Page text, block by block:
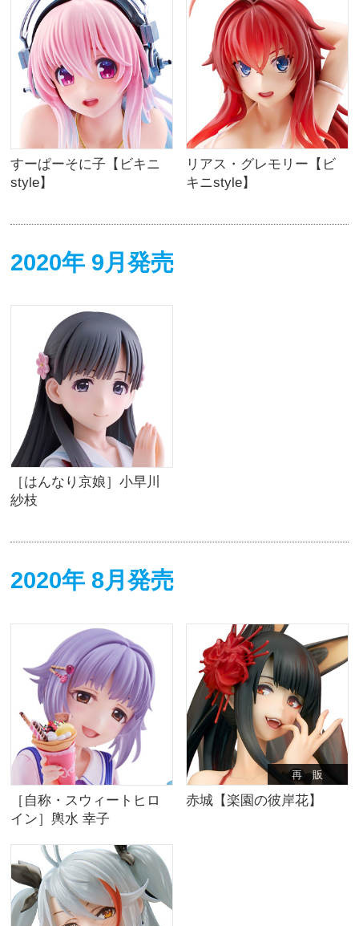
すーぱーそに子【ビキニ
style】
リアス・グレモリー【ビ
キニstyle】
2020年 9月発売
［はんなり京娘］小早川
紗枝
2020年 8月発売
［自称・スウィートヒロ
イン］輿水 幸子
再 販
赤城【楽園の彼岸花】